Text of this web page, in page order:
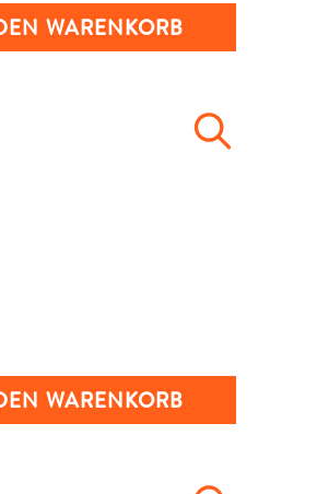
WARENKORB
WARENKORB